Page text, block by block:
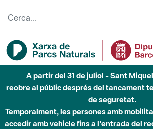
A partir del 31 de juliol - Sant
reobre al públic després del tancament
de seguretat.
Temporalment, les persones amb
accedir amb vehicle fins a l'entrada del